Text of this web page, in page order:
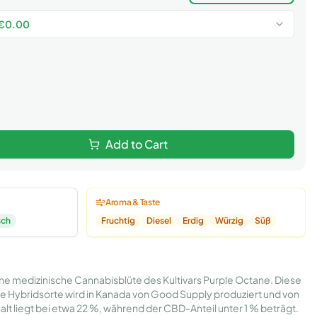
0.00
Add to Cart
Aroma & Taste
Fruchtig
Diesel Erdig Würzig Süß
medizinische Cannabisblüte des Kultivars Purple Octane. Diese
wird in Kanada von Good Supply produziert und von
liegt bei etwa 22 %, während der CBD-Anteil unter 1 % beträgt.